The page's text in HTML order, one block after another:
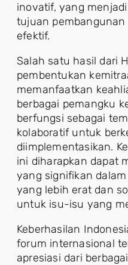
inovatif, yang
tujuan
efektif.
Salah satu hasil dari
pembentukan
memanfaatkan
berbagai pemangku
berfungsi sebagai
kolaboratif untuk
diimplementasikan.
ini diharapkan dapat
yang signifikan
yang lebih erat dan
untuk isu-isu yang
Keberhasilan
forum internasional
apresiasi dari